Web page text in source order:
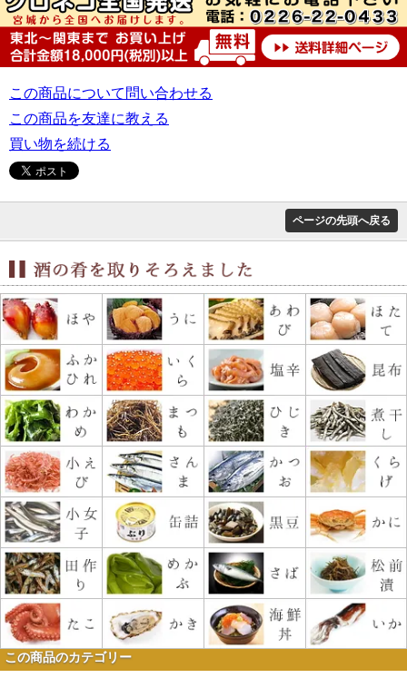
この商品について問い合わせる
この商品を友達に教える
買い物を続ける
ページの先頭へ戻る
この商品のカテゴリー